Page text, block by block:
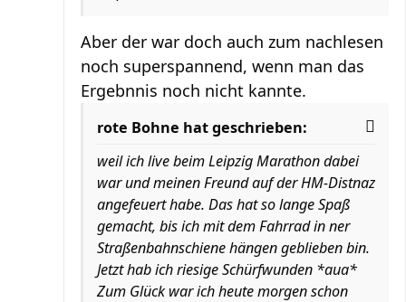
Aber der war doch auch zum nachlesen
noch superspannend, wenn man das
Ergebnnis noch nicht kannte.
rote Bohne hat geschrieben:
weil ich live beim Leipzig Marathon dabei
war und meinen Freund auf der HM-Distnaz
angefeuert habe. Das hat so lange Spaß
gemacht, bis ich mit dem Fahrrad in ner
Straßenbahnschiene hängen geblieben bin.
Jetzt hab ich riesige Schürfwunden *aua*
Zum Glück war ich heute morgen schon